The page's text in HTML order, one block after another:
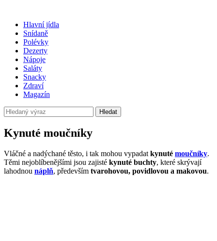
Hlavní jídla
Snídaně
Polévky
Dezerty
Nápoje
Saláty
Snacky
Zdraví
Magazín
Hledat
Kynuté moučníky
Vláčné a nadýchané těsto, i tak mohou vypadat kynuté moučníky.
Těmi nejoblíbenějšími jsou zajisté kynuté buchty, které skrývají
lahodnou náplň, především tvarohovou, povidlovou a makovou.